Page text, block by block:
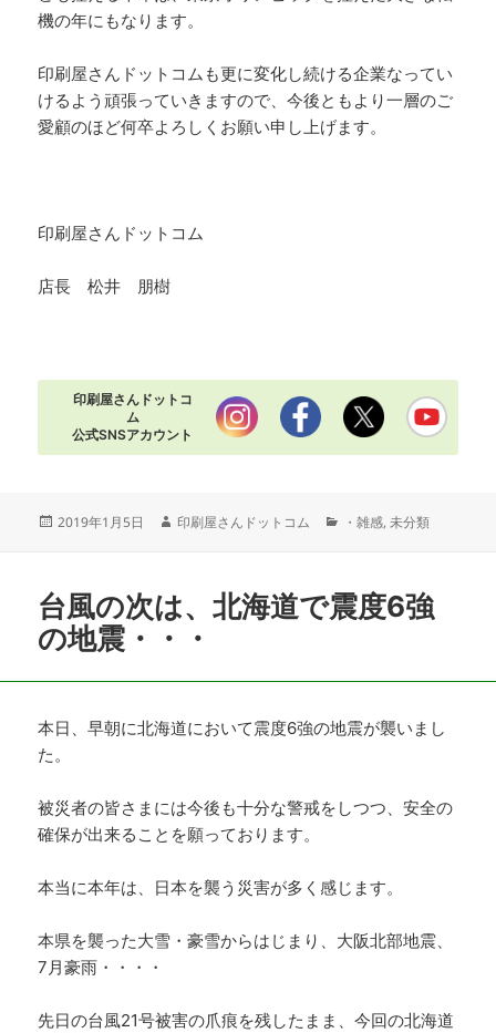
機の年にもなります。
印刷屋さんドットコムも更に変化し続ける企業なってい
けるよう頑張っていきますので、今後ともより一層のご
愛顧のほど何卒よろしくお願い申し上げます。
印刷屋さんドットコム
店長 松井 朋樹
印刷屋さんドットコ
ム
公式SNSアカウント
投
2019年1月5日
作
印刷屋さんドットコム
カ
ー
・雑感,未分類
台風の次は、北海道で震度6強
の地震・・・
本日、早朝に北海道において震度6強の地震が襲いまし
た。
被災者の皆さまには今後も十分な警戒をしつつ、安全の
確保が出来ることを願っております。
本当に本年は、日本を襲う災害が多く感じます。
本県を襲った大雪・豪雪からはじまり、大阪北部地震、
7月豪雨・・・・
先日の台風21号被害の爪痕を残したまま、今回の北海道